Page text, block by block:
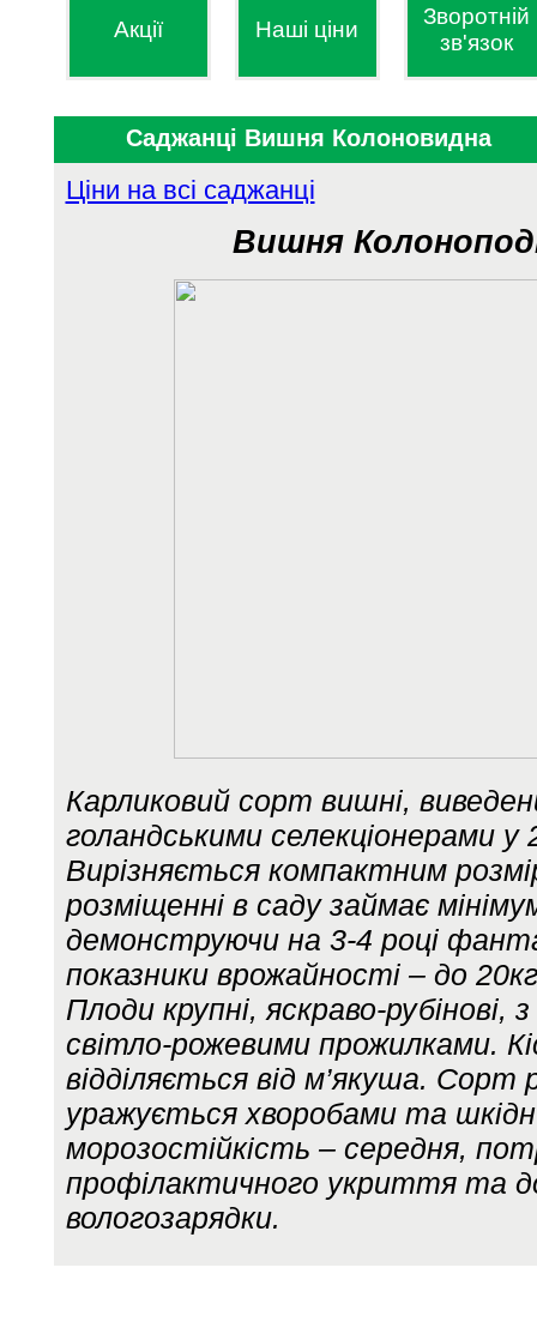
Акції Наші ціни
Зворотній
зв'язок
Саджанці Вишня Колоновидна
Ціни на всі саджанці
Вишня
Карликовий сорт вишні,
голандськими селекціонерами у
Вирізняється компактним
розміщенні в саду займає
демонструючи на 3-4 році
показники врожайності – до
Плоди крупні, яскраво-рубінові,
світло-рожевими прожилками.
відділяється від м’якуша. Сорт
уражується хворобами та
морозостійкість – середня,
профілактичного укриття та
вологозарядки.